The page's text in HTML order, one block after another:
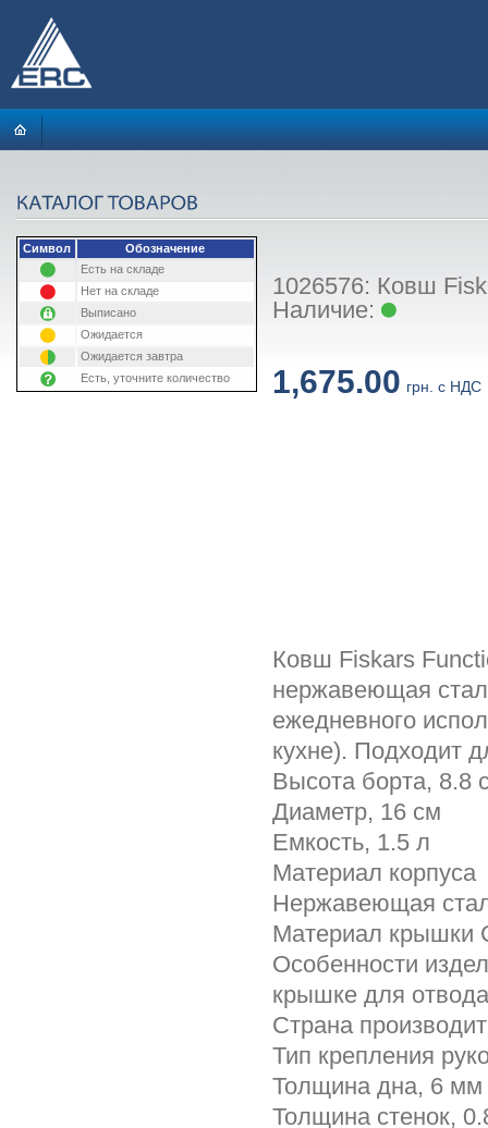
Символ
Обозначение
Есть на складе
Нет на складе
Выписано
Ожидается
Ожидается завтра
Есть, уточните количество
1026576: Ковш
Наличие:
1,675.00 грн. с НДС
Ковш Fiskars
нержавеющая
ежедневного
кухне). Подходит
Высота борта, 8.8
Диаметр, 16 см
Емкость, 1.5 л
Материал корпуса
Нержавеющая
Материал крышки
Особенности
крышке для
Страна
Тип крепления
Толщина дна, 6 мм
Толщина стенок,